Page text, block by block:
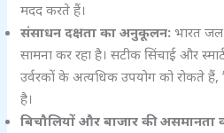
मदद करते हैं।
संसाधन दक्षता का अनुकूलन: भारत
सामना कर रहा है। सटीक सिंचाई और
उर्वरकों के अत्यधिक उपयोग को रोकते
है।
बिचौलियों और बाजार की असमानता